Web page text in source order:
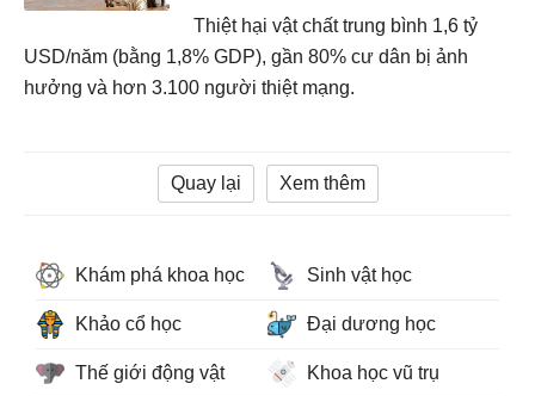
Thiệt hại vật chất trung bình 1,6 tỷ
USD/năm (bằng 1,8% GDP), gần 80% cư dân bị ảnh
hưởng và hơn 3.100 người thiệt mạng.
Quay lại Xem thêm
Khám phá khoa học Sinh vật học
Khảo cổ học Đại dương học
Thế giới động vật Khoa học vũ trụ